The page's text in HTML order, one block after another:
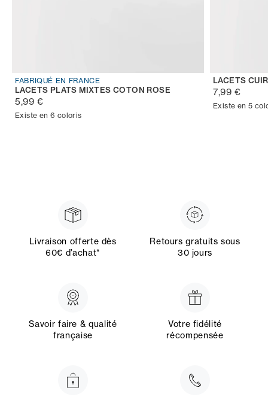
FABRIQUÉ EN FRANCE
LACETS PLATS MIXTES COTON ROSE
5,99 €
Existe en 6 coloris
LACETS
7,99 €
Existe en 5
Livraison offerte dès
60€ d’achat*
Retours gratuits sous
30 jours
Savoir faire & qualité
française
Votre fidélité
récompensée